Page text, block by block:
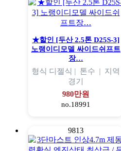
★할인 [두산 2.5톤 D25S-3]
노랭이디모델 싸이드쉬프트
장…
형식 디젤식 | 톤수 | 지역
경기
980만원
no.18991
9813